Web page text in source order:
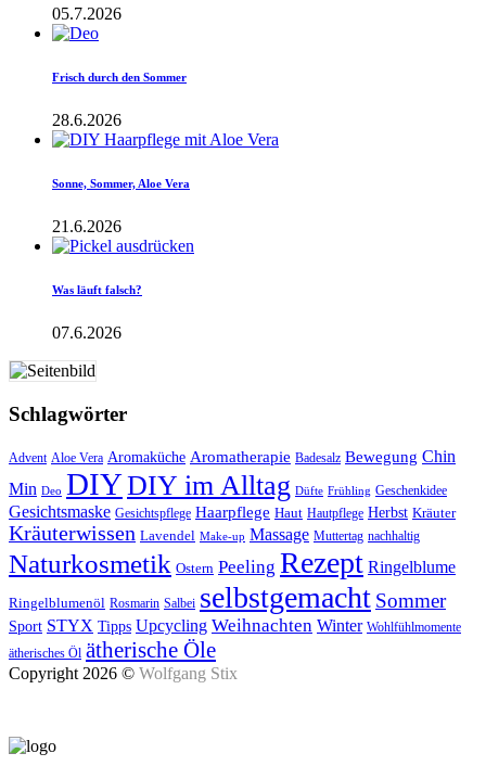
05.7.2026
Frisch durch den Sommer
28.6.2026
Sonne, Sommer, Aloe Vera
21.6.2026
Was läuft falsch?
07.6.2026
Schlagwörter
Advent Aloe Vera Aromaküche Aromatherapie Badesalz Bewegung Chin
Min Deo DIYDIY im Alltag Düfte Frühling Geschenkidee
Gesichtsmaske Gesichtspflege Haarpflege Haut Hautpflege Herbst Kräuter
Kräuterwissen Lavendel Make-up Massage Muttertag nachhaltig
Naturkosmetik Ostern Peeling Rezept Ringelblume
Ringelblumenöl Rosmarin Salbei selbstgemacht Sommer
Sport STYX Tipps Upcycling Weihnachten Winter Wohlfühlmomente
ätherisches Öl ätherische Öle
Copyright 2026 © Wolfgang Stix